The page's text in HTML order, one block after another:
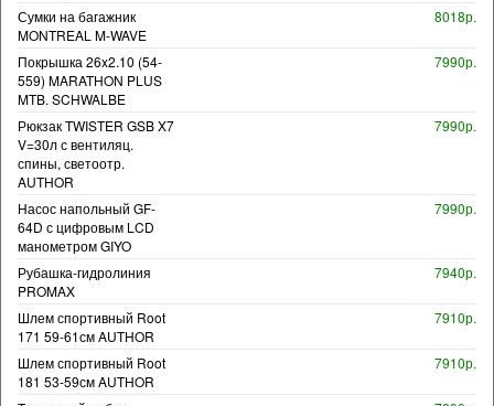
Сумки на багажник
MONTREAL M-WAVE
8018р.
Покрышка 26x2.10 (54-
559) MARATHON PLUS
MTB. SCHWALBE
7990р.
Рюкзак TWISTER GSB X7
V=30л с вентиляц.
спины, светоотр.
AUTHOR
7990р.
Насос напольный GF-
64D с цифровым LCD
манометром GIYO
7990р.
Рубашка-гидролиния
PROMAX
7940р.
Шлем спортивный Root
171 59-61см AUTHOR
7910р.
Шлем спортивный Root
181 53-59см AUTHOR
7910р.